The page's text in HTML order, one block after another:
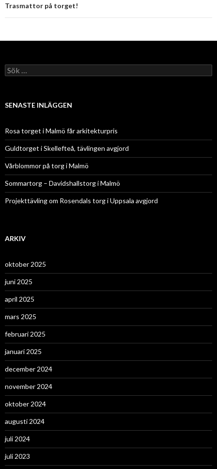
Trasmattor på torget!
Sök efter:
SENASTE INLÄGGEN
Rosa torget i Malmö får arkitekturpris
Guldtorget i Skellefteå, tävlingen avgjord
Vårblommor på torg i Malmö
Sommartorg – Davidshallstorg i Malmö
Projekttävling om Rosendals torg i Uppsala avgjord
ARKIV
oktober 2025
juni 2025
april 2025
mars 2025
februari 2025
januari 2025
december 2024
november 2024
oktober 2024
augusti 2024
juli 2024
juli 2023